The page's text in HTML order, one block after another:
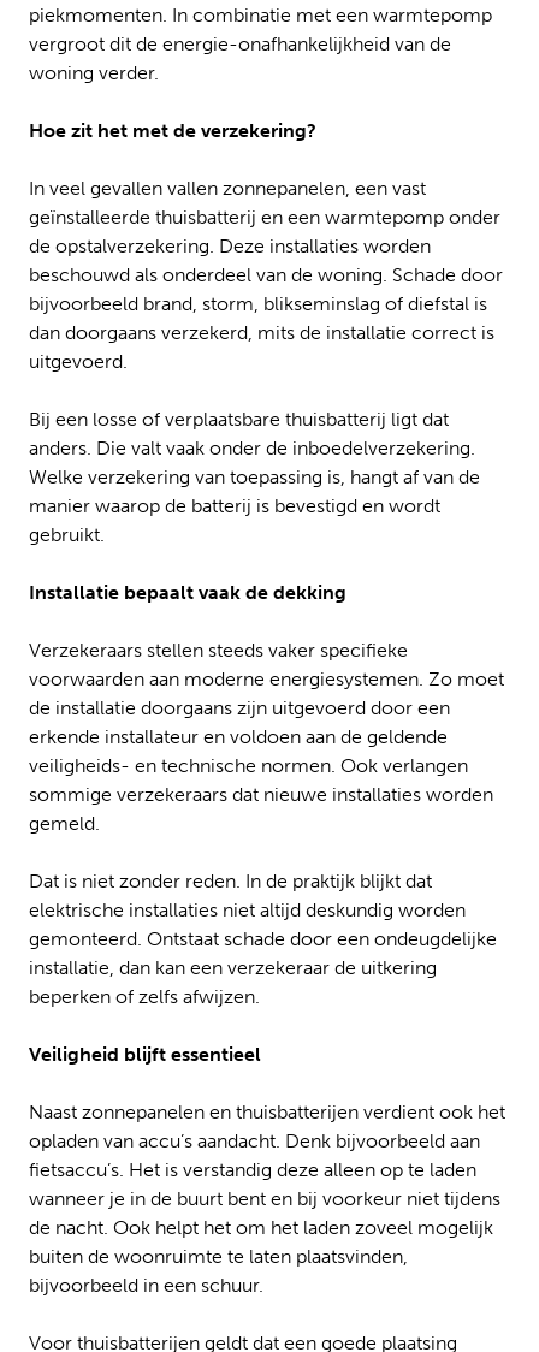
piekmomenten. In combinatie met een warmtepomp
vergroot dit de energie-onafhankelijkheid van de
woning verder.
Hoe zit het met de verzekering?
In veel gevallen vallen zonnepanelen, een vast
geïnstalleerde thuisbatterij en een warmtepomp onder
de opstalverzekering. Deze installaties worden
beschouwd als onderdeel van de woning. Schade door
bijvoorbeeld brand, storm, blikseminslag of diefstal is
dan doorgaans verzekerd, mits de installatie correct is
uitgevoerd.
Bij een losse of verplaatsbare thuisbatterij ligt dat
anders. Die valt vaak onder de inboedelverzekering.
Welke verzekering van toepassing is, hangt af van de
manier waarop de batterij is bevestigd en wordt
gebruikt.
Installatie bepaalt vaak de dekking
Verzekeraars stellen steeds vaker specifieke
voorwaarden aan moderne energiesystemen. Zo moet
de installatie doorgaans zijn uitgevoerd door een
erkende installateur en voldoen aan de geldende
veiligheids- en technische normen. Ook verlangen
sommige verzekeraars dat nieuwe installaties worden
gemeld.
Dat is niet zonder reden. In de praktijk blijkt dat
elektrische installaties niet altijd deskundig worden
gemonteerd. Ontstaat schade door een ondeugdelijke
installatie, dan kan een verzekeraar de uitkering
beperken of zelfs afwijzen.
Veiligheid blijft essentieel
Naast zonnepanelen en thuisbatterijen verdient ook het
opladen van accu’s aandacht. Denk bijvoorbeeld aan
fietsaccu’s. Het is verstandig deze alleen op te laden
wanneer je in de buurt bent en bij voorkeur niet tijdens
de nacht. Ook helpt het om het laden zoveel mogelijk
buiten de woonruimte te laten plaatsvinden,
bijvoorbeeld in een schuur.
Voor thuisbatterijen geldt dat een goede plaatsing